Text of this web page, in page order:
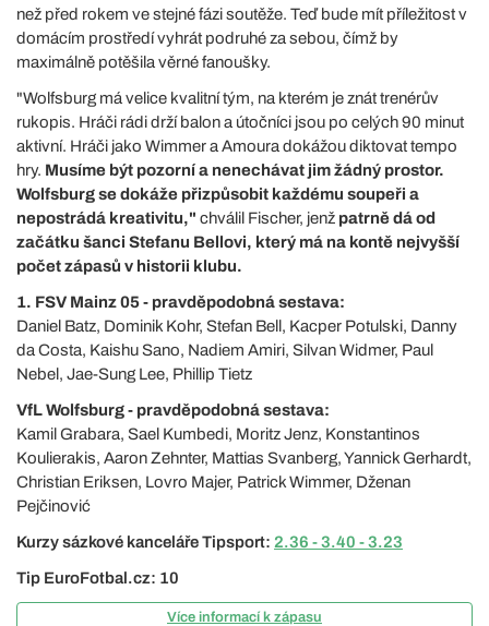
než před rokem ve stejné fázi soutěže. Teď bude mít příležitost v
domácím prostředí vyhrát podruhé za sebou, čímž by
maximálně potěšila věrné fanoušky.
"Wolfsburg má velice kvalitní tým, na kterém je znát trenérův
rukopis. Hráči rádi drží balon a útočníci jsou po celých 90 minut
aktivní. Hráči jako Wimmer a Amoura dokážou diktovat tempo
hry. Musíme být pozorní a nenechávat jim žádný prostor.
Wolfsburg se dokáže přizpůsobit každému soupeři a
nepostrádá kreativitu," chválil Fischer, jenž patrně dá od
začátku šanci Stefanu Bellovi, který má na kontě nejvyšší
počet zápasů v historii klubu.
1. FSV Mainz 05 - pravděpodobná sestava:
Daniel Batz, Dominik Kohr, Stefan Bell, Kacper Potulski, Danny
da Costa, Kaishu Sano, Nadiem Amiri, Silvan Widmer, Paul
Nebel, Jae-Sung Lee, Phillip Tietz
VfL Wolfsburg - pravděpodobná sestava:
Kamil Grabara, Sael Kumbedi, Moritz Jenz, Konstantinos
Koulierakis, Aaron Zehnter, Mattias Svanberg, Yannick Gerhardt,
Christian Eriksen, Lovro Majer, Patrick Wimmer, Dženan
Pejčinović
Kurzy sázkové kanceláře Tipsport: 2.36 - 3.40 - 3.23
Tip EuroFotbal.cz: 10
Více informací k zápasu